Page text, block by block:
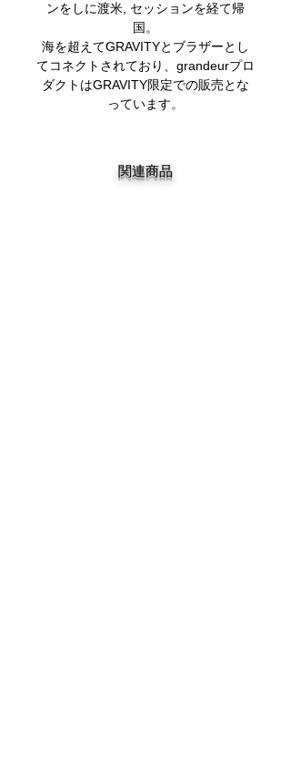
ンをしに渡米, セッションを経て帰
国。
海を超えてGRAVITYとブラザーとし
てコネクトされており、grandeurプロ
ダクトはGRAVITY限定での販売とな
っています。
関連商品